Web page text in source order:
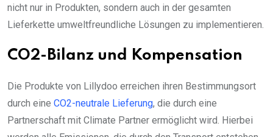
nicht nur in Produkten, sondern auch in der gesamten
Lieferkette umweltfreundliche Lösungen zu implementieren.
CO2-Bilanz und Kompensation
Die Produkte von Lillydoo erreichen ihren Bestimmungsort
durch eine CO2-neutrale Lieferung, die durch eine
Partnerschaft mit Climate Partner ermöglicht wird. Hierbei